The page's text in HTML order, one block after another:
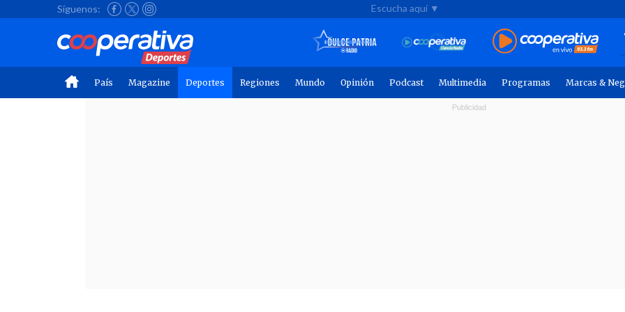
Síguenos: Escucha aquí ▼
País Magazine Deportes Regiones Mundo Opinión Podcast Multimedia Programas Marcas &